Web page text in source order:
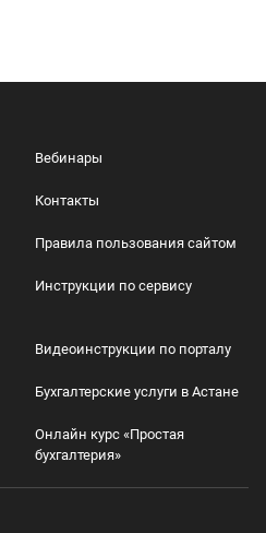
Вебинары
Контакты
Правила пользования сайтом
Инструкции по сервису
Видеоинструкции по порталу
Бухгалтерские услуги в Астане
Онлайн курс «Простая
бухгалтерия»